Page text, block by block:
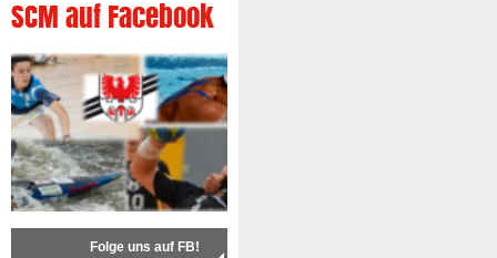
SCM auf Facebook
Folge uns auf FB!